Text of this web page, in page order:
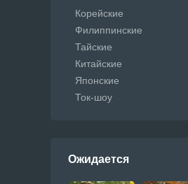
Корейские
Филиппинские
Тайские
Китайские
Японские
Ток-шоу
Ожидается